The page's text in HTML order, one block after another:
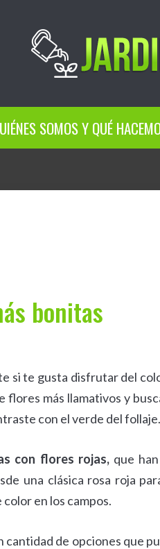
SOMOS Y QUÉ
bonitas
si te gusta disfrutar del
más llamativos y
con el verde del follaje.
con flores rojas,que han
una clásica rosa roja
en los campos.
cantidad de opciones que